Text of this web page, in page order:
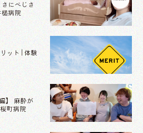
にべじさ
病院
ット | 体験
】 麻酔が
町病院